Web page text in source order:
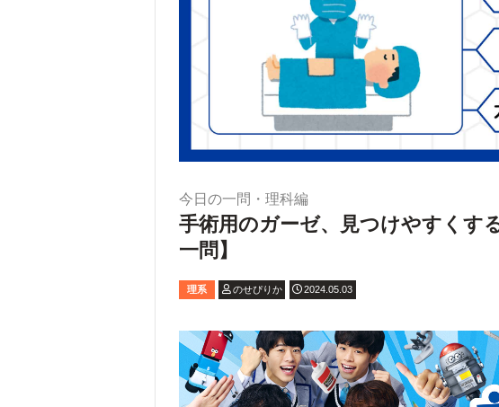
今日の一問・理科編
手術用のガーゼ、見つけやすくす
一問】
理系 のせぴりか 2024.05.03